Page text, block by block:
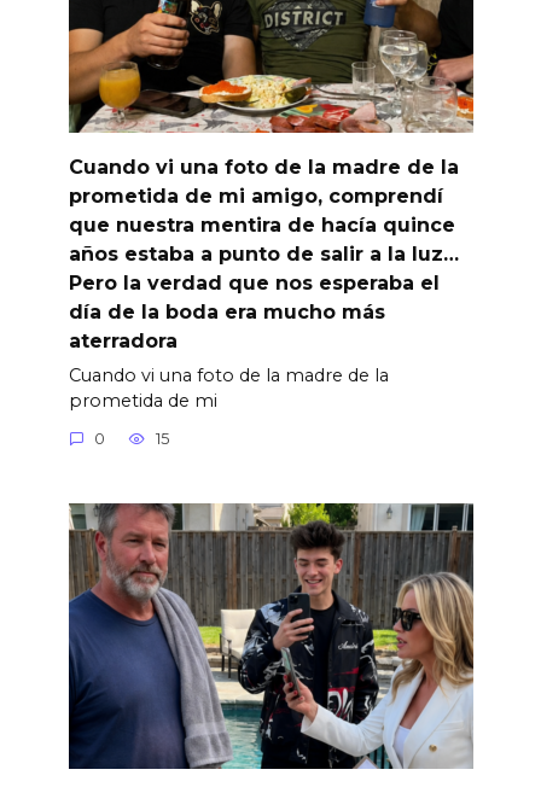
Cuando vi una foto de la madre de la
prometida de mi amigo, comprendí
que nuestra mentira de hacía quince
años estaba a punto de salir a la luz…
Pero la verdad que nos esperaba el
día de la boda era mucho más
aterradora
Cuando vi una foto de la madre de la
prometida de mi
0 15